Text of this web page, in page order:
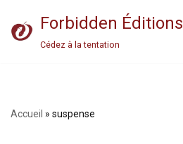
Aller
Forbidden Éditions
Cédez à la tentation
Accueil » suspense